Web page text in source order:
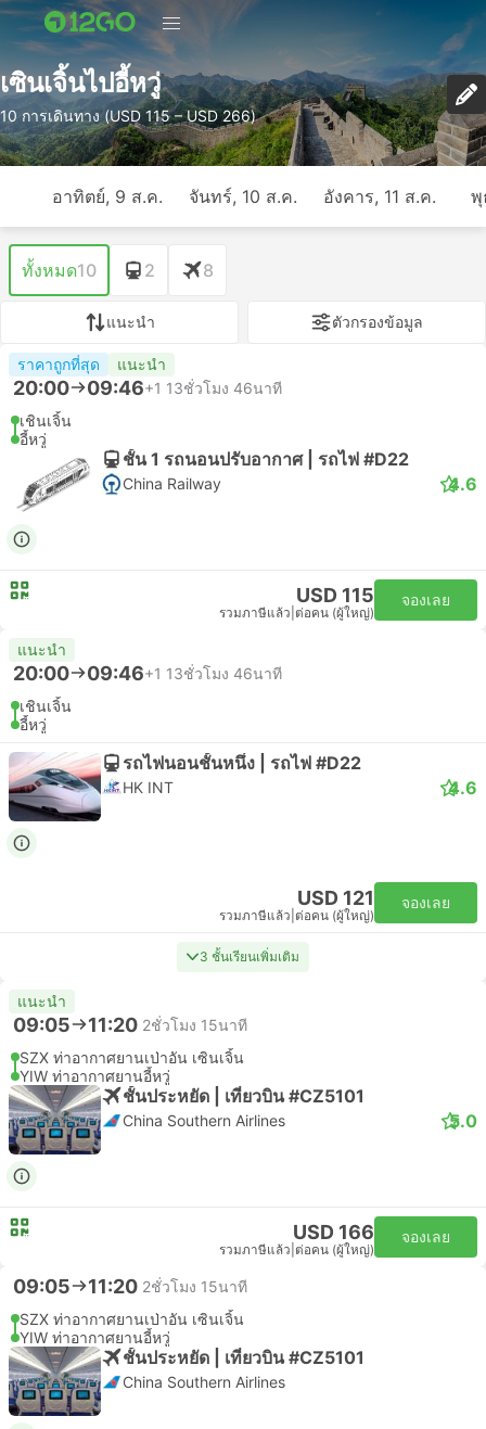
เซินเจิ้นไปอี้หวู่
10 การเดินทาง (USD 115 – USD 266)
อาทิตย์, 9 ส.ค. จันทร์, 10 ส.ค. อังคาร, 11 ส.ค. พุ
ทั้งหมด10 2 8
แนะนำ ตัวกรองข้อมูล
ราคาถูกที่สุด แนะนำ
20:00 09:46+1 13ชั่วโมง 46นาที
เชินเจิ้น
อี้หวู่
ชั้น 1 รถนอนปรับอากาศ | รถไฟ #D22
China Railway 4.6
USD 115
รวมภาษีแล้ว ต่อคน (ผู้ใหญ่)
จองเลย
แนะนำ
20:00 09:46+1 13ชั่วโมง 46นาที
เชินเจิ้น
อี้หวู่
รถไฟนอนชั้นหนึ่ง | รถไฟ #D22
HK INT 4.6
USD 121
รวมภาษีแล้ว ต่อคน (ผู้ใหญ่)
จองเลย
3 ชั้นเรียนเพิ่มเติม
แนะนำ
09:05 11:20 2ชั่วโมง 15นาที
SZX ท่าอากาศยานเป่าอัน เซินเจิ้น
YIW ท่าอากาศยานอี้หวู่
ชั้นประหยัด | เที่ยวบิน #CZ5101
China Southern Airlines 5.0
USD 166
รวมภาษีแล้ว ต่อคน (ผู้ใหญ่)
จองเลย
09:05 11:20 2ชั่วโมง 15นาที
SZX ท่าอากาศยานเป่าอัน เซินเจิ้น
YIW ท่าอากาศยานอี้หวู่
ชั้นประหยัด | เที่ยวบิน #CZ5101
China Southern Airlines